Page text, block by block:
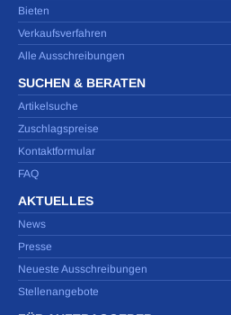
Bieten
Verkaufsverfahren
Alle Ausschreibungen
SUCHEN & BERATEN
Artikelsuche
Zuschlagspreise
Kontaktformular
FAQ
AKTUELLES
News
Presse
Neueste Ausschreibungen
Stellenangebote